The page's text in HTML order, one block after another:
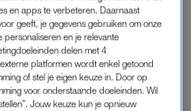
een site waar jongeren
zijn geworden van online
het aantal meldingen dit soort
“We zien de meldingen enorm
en apps te verbeteren. Daarnaast
geeft, je gegevens gebruiken om onze
en je relevante
delen met 4
platformen wordt enkel getoond
of stel je eigen keuze in. Door op
voor onderstaande doeleinden. Wil
Jouw keuze kun je opnieuw